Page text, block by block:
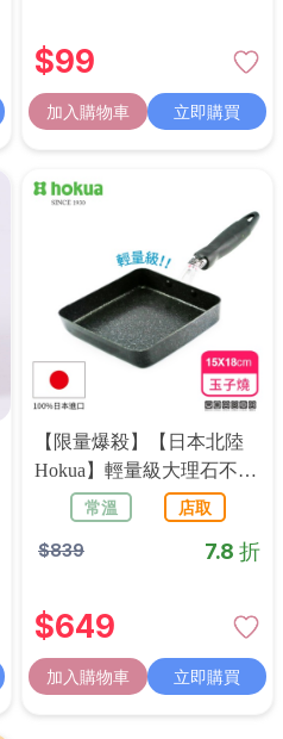
$99
加入購物車 立即購買
【限量爆殺】【日本北陸
Hokua】輕量級大理石不沾
玉子燒鍋15x18cm(附贈日
本下村日本製耐熱粉色玉
子燒鏟)
常溫 店取
$839 7.8 折
$649
加入購物車 立即購買